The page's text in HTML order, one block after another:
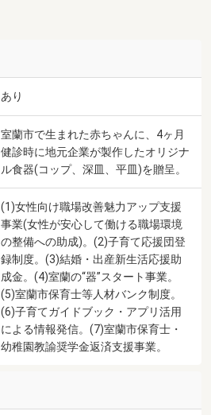
あり
室蘭市で生まれた赤ちゃんに、4ヶ月
健診時に地元企業が製作したオリジナ
ル食器(コップ、深皿、平皿)を贈呈。
(1)女性向け職場改善魅力アップ支援
事業(女性が安心して働ける職場環境
の整備への助成)。(2)子育て応援団登
録制度。(3)結婚・出産新生活応援助
成金。(4)室蘭の“器”スタート事業。
(5)室蘭市保育士等人材バンク制度。
(6)子育てガイドブック・アプリ活用
による情報発信。(7)室蘭市保育士・
幼稚園教諭奨学金返済支援事業。